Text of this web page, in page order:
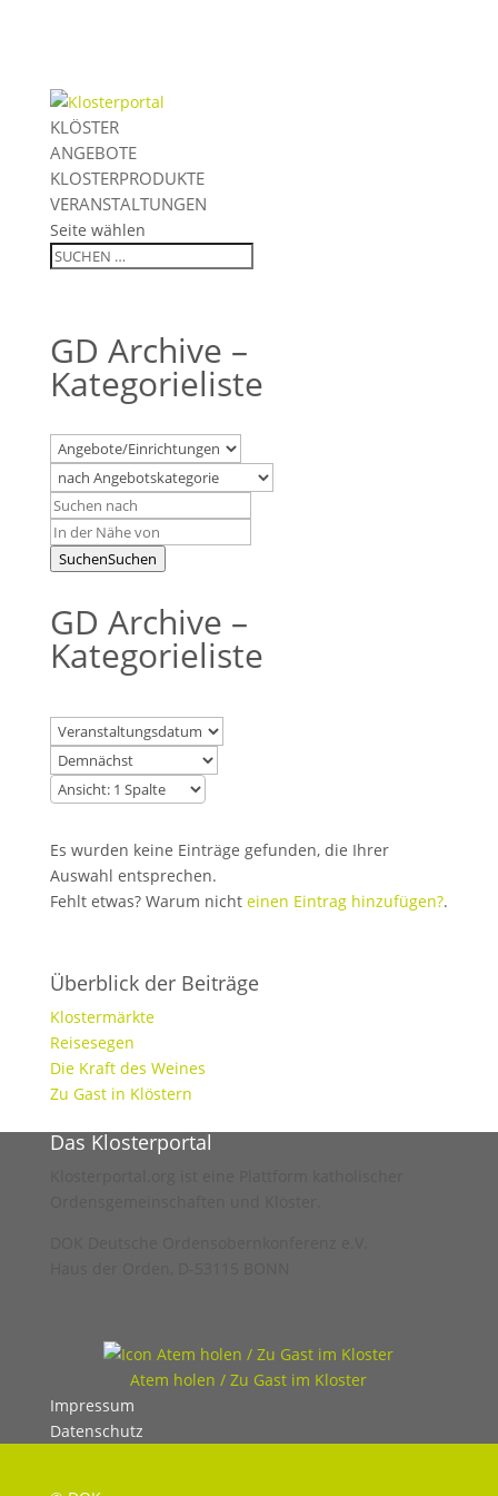
KLÖSTER
ANGEBOTE
KLOSTERPRODUKTE
VERANSTALTUNGEN
Seite wählen
GD Archive –
Kategorieliste
SuchenSuchen
GD Archive –
Kategorieliste
Es wurden keine Einträge gefunden, die Ihrer
Auswahl entsprechen.
Fehlt etwas? Warum nicht einen Eintrag hinzufügen?.
Überblick der Beiträge
Klostermärkte
Reisesegen
Die Kraft des Weines
Zu Gast in Klöstern
Das Klosterportal
Atem holen / Zu Gast im Kloster
Impressum
Datenschutz